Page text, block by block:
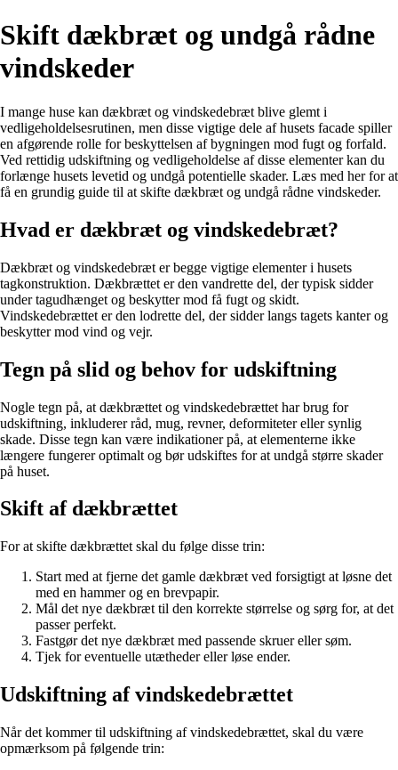
Skift dækbræt og undgå rådne
vindskeder
I mange huse kan dækbræt og vindskedebræt blive glemt i
vedligeholdelsesrutinen, men disse vigtige dele af husets facade spiller
en afgørende rolle for beskyttelsen af bygningen mod fugt og forfald.
Ved rettidig udskiftning og vedligeholdelse af disse elementer kan du
forlænge husets levetid og undgå potentielle skader. Læs med her for at
få en grundig guide til at skifte dækbræt og undgå rådne vindskeder.
Hvad er dækbræt og vindskedebræt?
Dækbræt og vindskedebræt er begge vigtige elementer i husets
tagkonstruktion. Dækbrættet er den vandrette del, der typisk sidder
under tagudhænget og beskytter mod få fugt og skidt.
Vindskedebrættet er den lodrette del, der sidder langs tagets kanter og
beskytter mod vind og vejr.
Tegn på slid og behov for udskiftning
Nogle tegn på, at dækbrættet og vindskedebrættet har brug for
udskiftning, inkluderer råd, mug, revner, deformiteter eller synlig
skade. Disse tegn kan være indikationer på, at elementerne ikke
længere fungerer optimalt og bør udskiftes for at undgå større skader
på huset.
Skift af dækbrættet
For at skifte dækbrættet skal du følge disse trin:
Start med at fjerne det gamle dækbræt ved forsigtigt at løsne det
med en hammer og en brevpapir.
Mål det nye dækbræt til den korrekte størrelse og sørg for, at det
passer perfekt.
Fastgør det nye dækbræt med passende skruer eller søm.
Tjek for eventuelle utætheder eller løse ender.
Udskiftning af vindskedebrættet
Når det kommer til udskiftning af vindskedebrættet, skal du være
opmærksom på følgende trin: